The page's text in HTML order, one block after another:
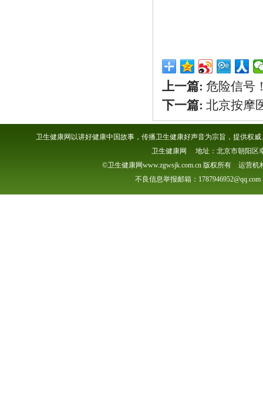
上一篇: 危险信号
下一篇: 北京按摩
卫生健康网以讲好健康中国故事，传播卫生健康好声音为宗旨，提供权
卫生健康网 地址：北京市朝阳区
©卫生健康网www.zgwsjk.com.cn 版权所有 运营
不良信息举报邮箱：